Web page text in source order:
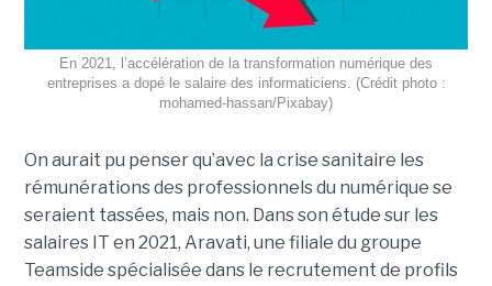
En 2021, l’accélération de la transformation numérique des
entreprises a dopé le salaire des informaticiens. (Crédit photo :
mohamed-hassan/Pixabay)
On aurait pu penser qu’avec la crise sanitaire les
rémunérations des professionnels du numérique se
seraient tassées, mais non. Dans son étude sur les
salaires IT en 2021, Aravati, une filiale du groupe
Teamside spécialisée dans le recrutement de profils